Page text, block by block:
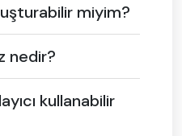
miyim?
nedir?
kullanabilir